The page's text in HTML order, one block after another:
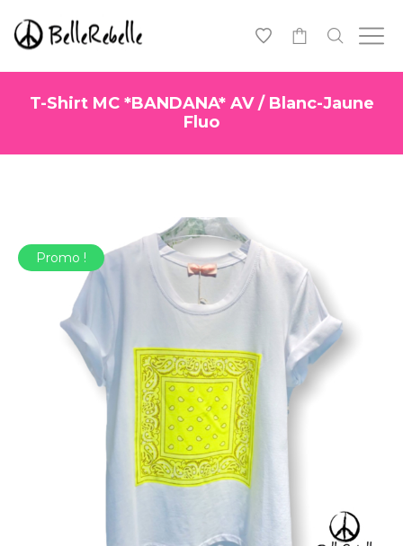
T-Shirt MC *BANDANA* AV / Blanc-Jaune
Fluo
Promo !